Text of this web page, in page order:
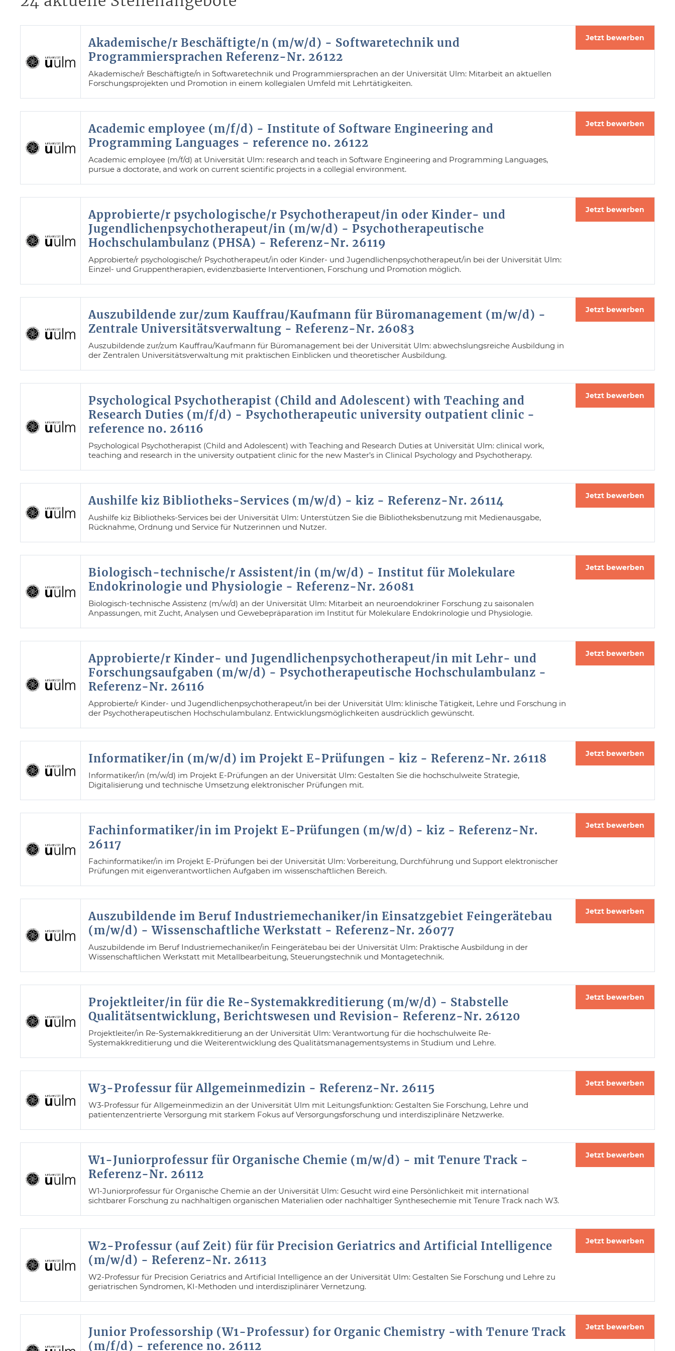
Akademische/r Beschäftigte/n (m/w/d) - Softwaretechnik und
Programmiersprachen Referenz-Nr. 26122
Akademische/r Beschäftigte/n in Softwaretechnik und Programmiersprachen an der Universität Ulm: Mitarbeit an aktuellen
Forschungsprojekten und Promotion in einem kollegialen Umfeld mit Lehrtätigkeiten.
Jetzt bewerben
Academic employee (m/f/d) - Institute of Software Engineering and
Programming Languages - reference no. 26122
Academic employee (m/f/d) at Universität Ulm: research and teach in Software Engineering and Programming Languages,
pursue a doctorate, and work on current scientific projects in a collegial environment.
Jetzt bewerben
Approbierte/r psychologische/r Psychotherapeut/in oder Kinder- und
Jugendlichenpsychotherapeut/in (m/w/d) - Psychotherapeutische
Hochschulambulanz (PHSA) - Referenz-Nr. 26119
Approbierte/r psychologische/r Psychotherapeut/in oder Kinder- und Jugendlichenpsychotherapeut/in bei der Universität Ulm:
Einzel- und Gruppentherapien, evidenzbasierte Interventionen, Forschung und Promotion möglich.
Jetzt bewerben
Auszubildende zur/zum Kauffrau/Kaufmann für Büromanagement (m/w/d) -
Zentrale Universitätsverwaltung - Referenz-Nr. 26083
Auszubildende zur/zum Kauffrau/Kaufmann für Büromanagement bei der Universität Ulm: abwechslungsreiche Ausbildung in
der Zentralen Universitätsverwaltung mit praktischen Einblicken und theoretischer Ausbildung.
Jetzt bewerben
Psychological Psychotherapist (Child and Adolescent) with Teaching and
Research Duties (m/f/d) - Psychotherapeutic university outpatient clinic -
reference no. 26116
Psychological Psychotherapist (Child and Adolescent) with Teaching and Research Duties at Universität Ulm: clinical work,
teaching and research in the university outpatient clinic for the new Master’s in Clinical Psychology and Psychotherapy.
Jetzt bewerben
Aushilfe kiz Bibliotheks-Services (m/w/d) - kiz - Referenz-Nr. 26114
Aushilfe kiz Bibliotheks-Services bei der Universität Ulm: Unterstützen Sie die Bibliotheksbenutzung mit Medienausgabe,
Rücknahme, Ordnung und Service für Nutzerinnen und Nutzer.
Jetzt bewerben
Biologisch-technische/r Assistent/in (m/w/d) - Institut für Molekulare
Endokrinologie und Physiologie - Referenz-Nr. 26081
Biologisch-technische Assistenz (m/w/d) an der Universität Ulm: Mitarbeit an neuroendokriner Forschung zu saisonalen
Anpassungen, mit Zucht, Analysen und Gewebepräparation im Institut für Molekulare Endokrinologie und Physiologie.
Jetzt bewerben
Approbierte/r Kinder- und Jugendlichenpsychotherapeut/in mit Lehr- und
Forschungsaufgaben (m/w/d) - Psychotherapeutische Hochschulambulanz -
Referenz-Nr. 26116
Approbierte/r Kinder- und Jugendlichenpsychotherapeut/in bei der Universität Ulm: klinische Tätigkeit, Lehre und Forschung in
der Psychotherapeutischen Hochschulambulanz. Entwicklungsmöglichkeiten ausdrücklich gewünscht.
Jetzt bewerben
Informatiker/in (m/w/d) im Projekt E-Prüfungen - kiz - Referenz-Nr. 26118
Informatiker/in (m/w/d) im Projekt E-Prüfungen an der Universität Ulm: Gestalten Sie die hochschulweite Strategie,
Digitalisierung und technische Umsetzung elektronischer Prüfungen mit.
Jetzt bewerben
Fachinformatiker/in im Projekt E-Prüfungen (m/w/d) - kiz - Referenz-Nr.
26117
Fachinformatiker/in im Projekt E-Prüfungen bei der Universität Ulm: Vorbereitung, Durchführung und Support elektronischer
Prüfungen mit eigenverantwortlichen Aufgaben im wissenschaftlichen Bereich.
Jetzt bewerben
Auszubildende im Beruf Industriemechaniker/in Einsatzgebiet Feingerätebau
(m/w/d) - Wissenschaftliche Werkstatt - Referenz-Nr. 26077
Auszubildende im Beruf Industriemechaniker/in Feingerätebau bei der Universität Ulm: Praktische Ausbildung in der
Wissenschaftlichen Werkstatt mit Metallbearbeitung, Steuerungstechnik und Montagetechnik.
Jetzt bewerben
Projektleiter/in für die Re-Systemakkreditierung (m/w/d) - Stabstelle
Qualitätsentwicklung, Berichtswesen und Revision- Referenz-Nr. 26120
Projektleiter/in Re-Systemakkreditierung an der Universität Ulm: Verantwortung für die hochschulweite Re-
Systemakkreditierung und die Weiterentwicklung des Qualitätsmanagementsystems in Studium und Lehre.
Jetzt bewerben
W3-Professur für Allgemeinmedizin - Referenz-Nr. 26115
W3-Professur für Allgemeinmedizin an der Universität Ulm mit Leitungsfunktion: Gestalten Sie Forschung, Lehre und
patientenzentrierte Versorgung mit starkem Fokus auf Versorgungsforschung und interdisziplinäre Netzwerke.
Jetzt bewerben
W1-Juniorprofessur für Organische Chemie (m/w/d) - mit Tenure Track -
Referenz-Nr. 26112
W1-Juniorprofessur für Organische Chemie an der Universität Ulm: Gesucht wird eine Persönlichkeit mit international
sichtbarer Forschung zu nachhaltigen organischen Materialien oder nachhaltiger Synthesechemie mit Tenure Track nach W3.
Jetzt bewerben
W2-Professur (auf Zeit) für für Precision Geriatrics and Artificial Intelligence
(m/w/d) - Referenz-Nr. 26113
W2-Professur für Precision Geriatrics and Artificial Intelligence an der Universität Ulm: Gestalten Sie Forschung und Lehre zu
geriatrischen Syndromen, KI-Methoden und interdisziplinärer Vernetzung.
Jetzt bewerben
Junior Professorship (W1-Professur) for Organic Chemistry -with Tenure Track
(m/f/d) - reference no. 26112
Jetzt bewerben